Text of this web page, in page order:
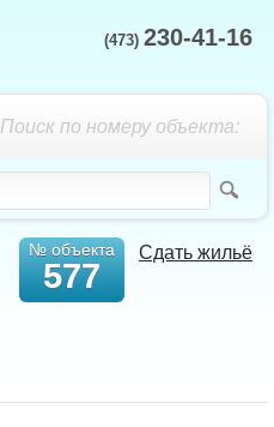
(473) 230-41-16
Поиск по номеру объекта:
Сдать жильё
№ объекта
577